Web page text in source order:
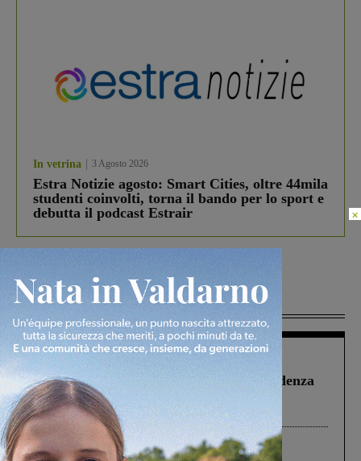
In vetrina 3 Agosto 2026
Estra Notizie agosto: Smart Cities, oltre 44mila
studenti coinvolti, torna il bando per lo sport e
debutta il podcast Estrair
Più lette
Figline Incisa Valdarno 1 Agosto 2026
Piscina di Figline finanziata oltre la scadenza
Pnrr, il gruppo di Fratelli d’Italia: “Un
ringraziamento al Governo”
Cronaca 3 Agosto 2026
×